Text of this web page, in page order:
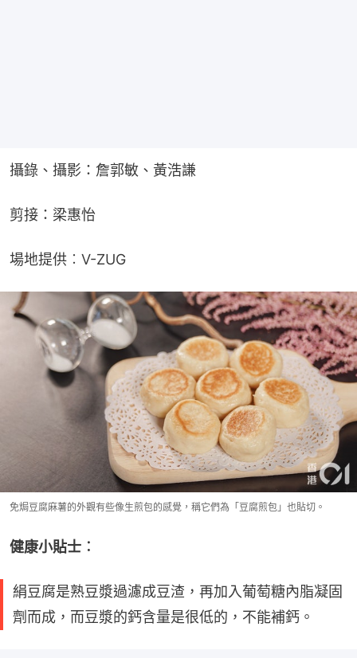
攝錄、攝影：詹郭敏、黃浩謙
剪接：梁惠怡
場地提供︰V-ZUG
免焗豆腐麻薯的外觀有些像生煎包的感覺，稱它們為「豆腐煎包」也貼切。
健康小貼士︰
絹豆腐是熟豆漿過濾成豆渣，再加入葡萄糖內脂凝固
劑而成，而豆漿的鈣含量是很低的，不能補鈣。